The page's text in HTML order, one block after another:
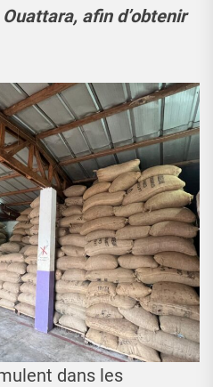
afin d’obtenir
dans les